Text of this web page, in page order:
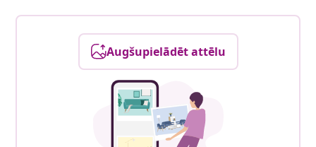
Augšupielādēt attēlu